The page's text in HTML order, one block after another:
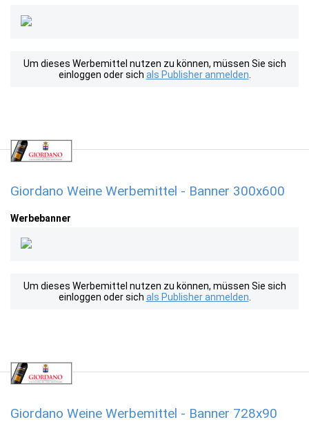
Um dieses Werbemittel nutzen zu können, müssen Sie sich
einloggen oder sich als Publisher anmelden
Giordano Weine Werbemittel - Banner 300x600
Werbebanner
Um dieses Werbemittel nutzen zu können, müssen Sie sich
einloggen oder sich als Publisher anmelden
Giordano Weine Werbemittel - Banner 728x90